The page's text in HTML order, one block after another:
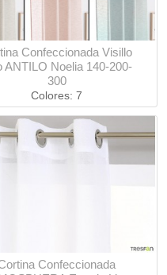
Confeccionada Visillo
ANTILO Noelia 140-200-
300
Colores: 7
Confeccionada